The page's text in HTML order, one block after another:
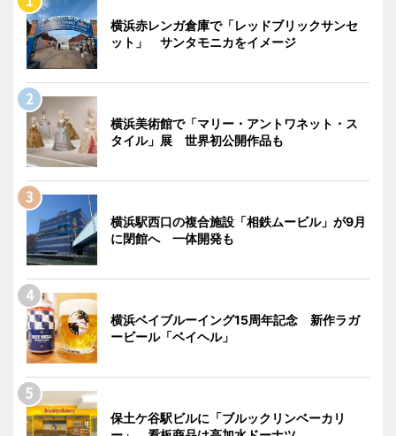
横浜赤レンガ倉庫で「レッドブリックサンセ
ット」 サンタモニカをイメージ
横浜美術館で「マリー・アントワネット・ス
タイル」展 世界初公開作品も
横浜駅西口の複合施設「相鉄ムービル」が9月
に閉館へ 一体開発も
横浜ベイブルーイング15周年記念 新作ラガ
ービール「ベイヘル」
保土ケ谷駅ビルに「ブルックリンベーカリ